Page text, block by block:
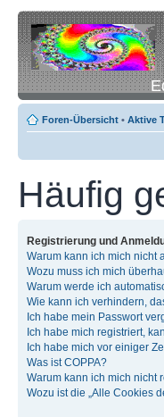
Foren-Übersicht • Aktive
Häufig
Registrierung und
Warum kann ich mich nicht
Wozu muss ich mich
Warum werde ich
Wie kann ich verhindern,
Ich habe mein Passwort
Ich habe mich registriert,
Ich habe mich vor einiger
Was ist COPPA?
Warum kann ich mich nicht
Wozu ist die „Alle Cookies